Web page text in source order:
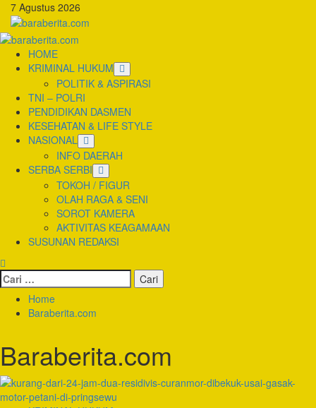
Skip
content
7 Agustus 2026
Primary
Menu
HOME
KRIMINAL HUKUM
POLITIK & ASPIRASI
TNI – POLRI
PENDIDIKAN DASMEN
KESEHATAN & LIFE STYLE
NASIONAL
INFO DAERAH
SERBA SERBI
TOKOH / FIGUR
OLAH RAGA & SENI
SOROT KAMERA
AKTIVITAS KEAGAMAAN
SUSUNAN REDAKSI
Cari
untuk:
Home
Baraberita.com
Baraberita.com